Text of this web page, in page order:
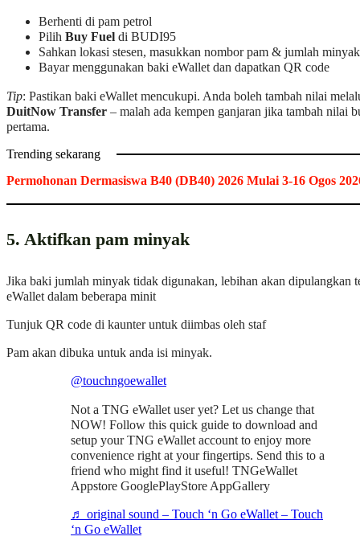
Berhenti di pam petrol
Pilih Buy Fuel di BUDI95
Sahkan lokasi stesen, masukkan nombor pam & jumlah minyak
Bayar menggunakan baki eWallet dan dapatkan QR code
Tip: Pastikan baki eWallet mencukupi. Anda boleh tambah nilai
DuitNow Transfer – malah ada kempen ganjaran jika tambah nilai
pertama.
Trending sekarang
Permohonan Dermasiswa B40 (DB40) 2026 Mulai 3-16 Ogos
5. Aktifkan pam minyak
Jika baki jumlah minyak tidak digunakan, lebihan akan dipulangkan
eWallet dalam beberapa minit
Tunjuk QR code di kaunter untuk diimbas oleh staf
Pam akan dibuka untuk anda isi minyak.
@touchngoewallet
Not a TNG eWallet user yet? Let us change that
NOW! Follow this quick guide to download and
setup your TNG eWallet account to enjoy more
convenience right at your fingertips. Send this to a
friend who might find it useful! TNGeWallet
Appstore GooglePlayStore AppGallery
♬ original sound – Touch ‘n Go eWallet – Touch
‘n Go eWallet